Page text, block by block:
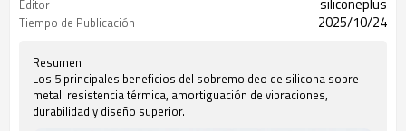
Editor
Tiempo de Publicación 2025/10/24
Resumen
Los 5 principales beneficios del sobremoldeo de silicona sobre
metal: resistencia térmica, amortiguación de vibraciones,
durabilidad y diseño superior.